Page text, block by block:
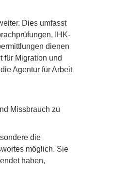
Dies umfasst
IHK-
dienen
für Migration und
Agentur für Arbeit
Missbrauch zu
die
möglich. Sie
haben,